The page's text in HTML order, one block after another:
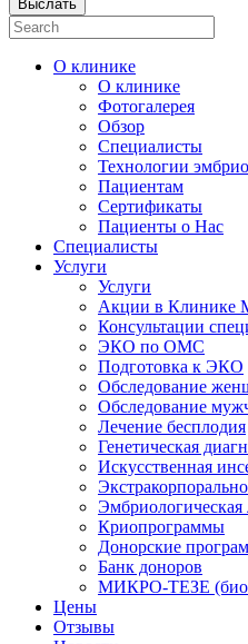
Выслать
О клинике
О клинике
Фотогалерея
Обзор
Специалисты
Технологии
Пациентам
Сертификаты
Пациенты о Нас
Специалисты
Услуги
Услуги
Акции в
Консультации
ЭКО по ОМС
Подготовка к ЭКО
Обследование
Обследование
Лечение бесплодия
Генетическая
Искусственная
Эмбриологическая
Криопрограммы
Донорские
Банк доноров
МИКРО-ТЕЗЕ
Цены
Отзывы